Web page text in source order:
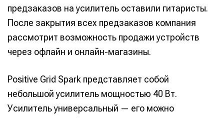
предзаказов на усилитель оставили гитаристы.
После закрытия всех предзаказов компания
рассмотрит возможность продажи устройств
через офлайн и онлайн-магазины.
Positive Grid Spark представляет собой
небольшой усилитель мощностью 40 Вт.
Усилитель универсальный — его можно